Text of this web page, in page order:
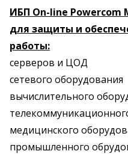
ИБП On-line Powercom
для защиты и
работы:
серверов и ЦОД
сетевого оборудования
вычислительного
медицинского
промышленного